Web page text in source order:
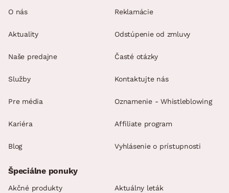
O nás
Aktuality
Naše predajne
Služby
Pre média
Kariéra
Blog
Reklamácie
Odstúpenie od zmluvy
Časté otázky
Kontaktujte nás
Oznamenie - Whistleblowing
Affiliate program
Vyhlásenie o prístupnosti
Špeciálne ponuky
Akčné produkty Aktuálny leták